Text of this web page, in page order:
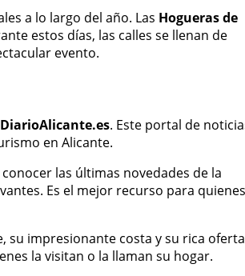
a lo largo del año. Las Hogueras de
estos días, las calles se llenan de
evento.
DiarioAlicante.es. Este portal de
en Alicante.
las últimas novedades de la
Es el mejor recurso para quienes
su impresionante costa y su rica oferta
la visitan o la llaman su hogar.